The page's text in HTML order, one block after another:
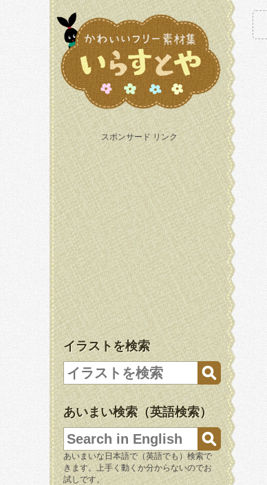
スポンサード リンク
イラストを検索
あいまい検索（英語検索）
あいまいな日本語で（英語でも）検索で
きます。上手く動くか分からないのでお
試しです。